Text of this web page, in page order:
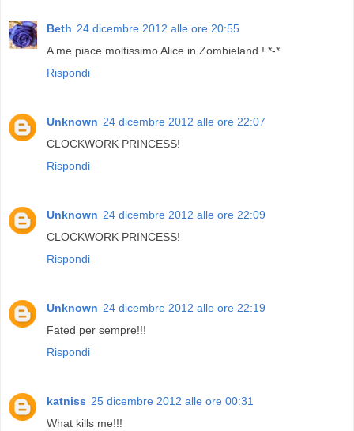
Beth 24 dicembre 2012 alle ore 20:55
A me piace moltissimo Alice in Zombieland ! *-*
Rispondi
Unknown 24 dicembre 2012 alle ore 22:07
CLOCKWORK PRINCESS!
Rispondi
Unknown 24 dicembre 2012 alle ore 22:09
CLOCKWORK PRINCESS!
Rispondi
Unknown 24 dicembre 2012 alle ore 22:19
Fated per sempre!!!
Rispondi
katniss 25 dicembre 2012 alle ore 00:31
What kills me!!!